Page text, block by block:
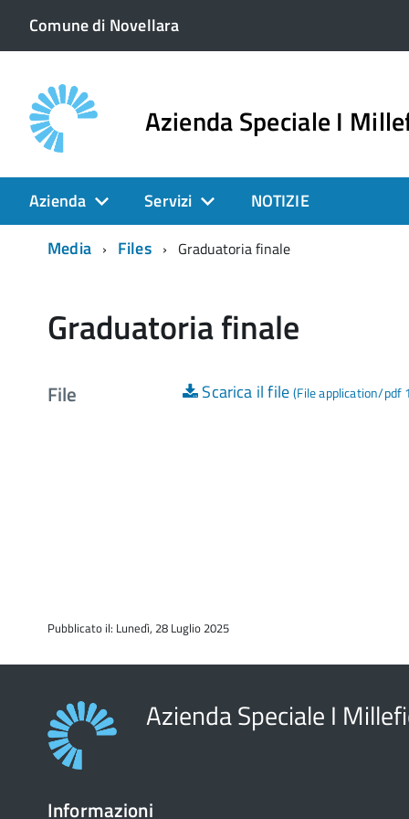
Comune di Novellara
Azienda Speciale I
Azienda Servizi
NOTIZIE
Media
Files Graduatoria finale
Graduatoria finale
File Scarica il file(File application/pdf
Pubblicato il: Lunedì, 28 Luglio 2025
Azienda Speciale I
Informazioni